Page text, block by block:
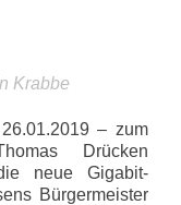
Krabbe
– zum
Drücken
neue Gigabit-
Bürgermeister